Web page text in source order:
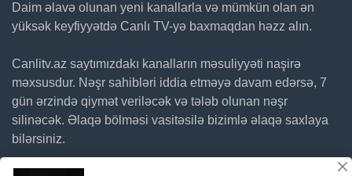
Daim əlavə olunan yeni kanallarla və mümkün olan ən
yüksək keyfiyyətdə Canlı TV-yə baxmaqdan həzz alın.
Canlitv.az saytımızdakı kanalların məsuliyyəti naşirə
məxsusdur. Nəşr sahibləri iddia etməyə davam edərsə, 7
gün ərzində qiymət veriləcək və tələb olunan nəşr
silinəcək. Əlaqə bölməsi vasitəsilə bizimlə əlaqə saxlaya
bilərsiniz.